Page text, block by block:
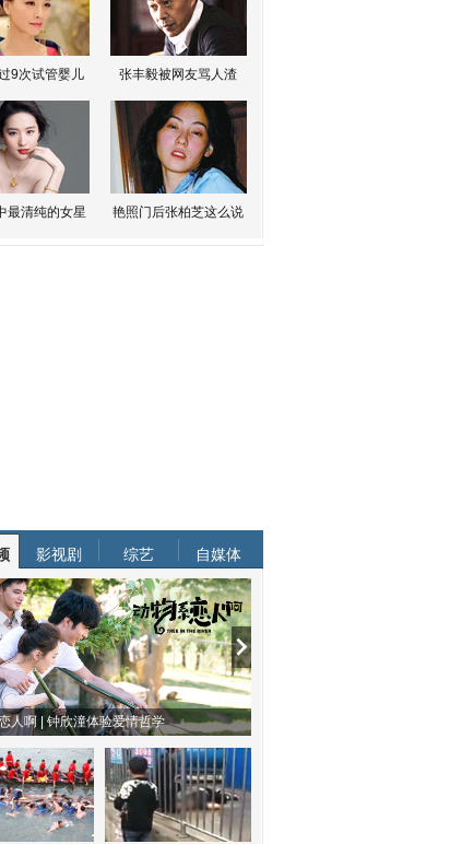
9次试管婴儿 张丰毅被网友骂人渣
最清纯的女星 艳照门后张柏芝这么说
影视剧 综艺 自媒体
人啊 | 钟欣潼体验爱情哲学